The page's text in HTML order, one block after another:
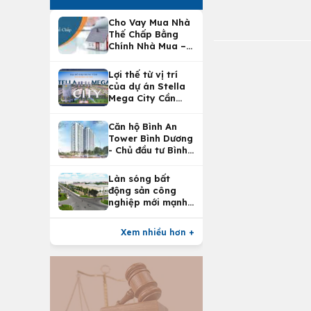
Cho Vay Mua Nhà
Thế Chấp Bằng
Chính Nhà Mua –
Nhà Tại
Vietcombank
Lợi thế từ vị trí
của dự án Stella
Mega City Cần
Căn hộ Bình An
Tower Bình Dương
- Chủ đầu tư Bình
Làn sóng bất
động sản công
nghiệp mới mạnh
Xem nhiều hơn +